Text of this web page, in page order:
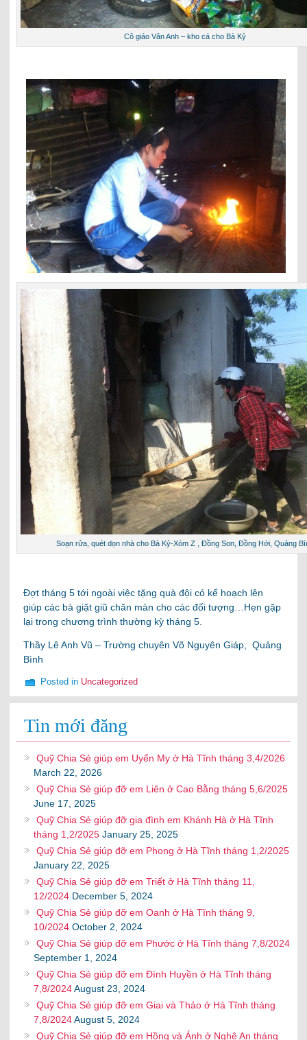
Cô giáo Vân Anh – kho cá cho Bà Kỷ
Soạn rửa, quét dọn nhà cho Bà Kỷ-Xóm Z , Đồng Son, Đồng Hới, Quảng
Đợt tháng 5 tới ngoài việc tặng quà đội có kế hoạch lên
giúp các bà giặt giũ chăn màn cho các đối tượng…Hẹn gặp
lại trong chương trình thường kỳ tháng 5.
Thầy Lê Anh Vũ – Trường chuyên Võ Nguyên Giáp, Quảng
Bình
Posted in Uncategorized
Tin mới đăng
Quỹ Chia Sẻ giúp em Uyển My ở Hà Tĩnh tháng 3,4/2026
March 22, 2026
Quỹ Chia Sẻ giúp đỡ em Liên ở Cao Bằng tháng 5,6/2025
June 17, 2025
Quỹ Chia Sẻ giúp đỡ gia đình em Khánh Hà ở Hà Tĩnh
tháng 1,2/2025 January 25, 2025
Quỹ Chia Sẻ giúp đỡ em Phong ở Hà Tĩnh tháng 1,2/2025
January 22, 2025
Quỹ Chia Sẻ giúp đỡ em Triết ở Hà Tĩnh tháng 11,
12/2024 December 5, 2024
Quỹ Chia Sẻ giúp đỡ em Oanh ở Hà Tĩnh tháng 9,
10/2024 October 2, 2024
Quỹ Chia Sẻ giúp đỡ em Phước ở Hà Tĩnh tháng 7,8/2024
September 1, 2024
Quỹ Chia Sẻ giúp đỡ em Đình Huyền ở Hà Tĩnh tháng
7,8/2024 August 23, 2024
Quỹ Chia Sẻ giúp đỡ em Giai và Thảo ở Hà Tĩnh tháng
7,8/2024 August 5, 2024
Quỹ Chia Sẻ giúp đỡ em Hồng và Ánh ở Nghệ An tháng